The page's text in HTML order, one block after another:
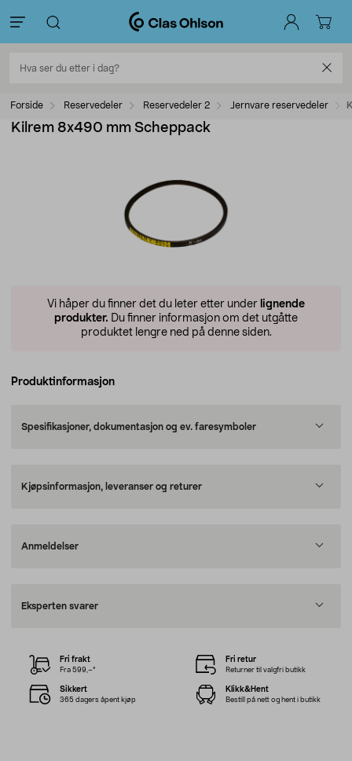
Forside Reservedeler Reservedeler 2 Jernvare reservedeler
Kilrem 8x490 mm Scheppack
Vi håper du finner det du leter etter under lignende
produkter. Du finner informasjon om det utgåtte
produktet lengre ned på denne siden.
Produktinformasjon
Spesifikasjoner, dokumentasjon og ev. faresymboler
Kjøpsinformasjon, leveranser og returer
Anmeldelser
Eksperten svarer
Fri frakt
Fra 599,–*
Fri retur
Returner til valgfri butikk
Sikkert
365 dagers åpent kjøp
Klikk&Hent
Bestill på nett og hent i butikk